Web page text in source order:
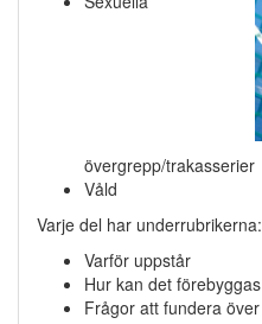
övergrepp/trakasserier
Våld
Varje del har underrubrikerna:
Varför uppstår
Hur kan det förebyggas
Frågor att fundera över